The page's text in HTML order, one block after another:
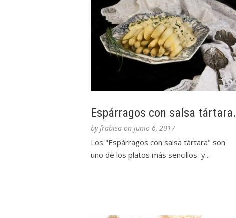
Espárragos con salsa tártara.
by frabisa on junio 6, 2017
Los "Espárragos con salsa tártara" son
uno de los platos más sencillos y...